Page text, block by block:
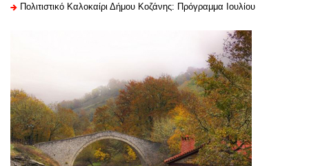
Πολιτιστικό Καλοκαίρι Δήμου Κοζάνης: Πρόγραμμα Ιουλίου